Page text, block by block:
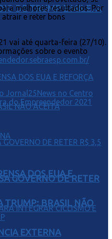
DE TRUMP E MILEI A
DOS EUA E
TRUMP: BRASIL NÃO
EXTERNA
melhores resultados. Por
e reter bons
vai até quarta-feira (27/10).
sobre o evento
Jornal25News no Centro
do Empreendedor 2021
GOVERNO DE RETER